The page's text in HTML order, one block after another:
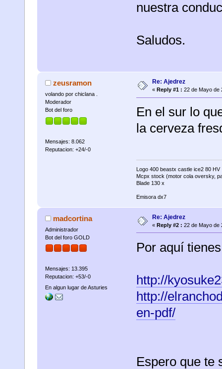
nuestra
Saludos.
zeusramon
volando por chiclana .
Moderador
Bot del foro
Mensajes: 8.062
Reputacion: +24/-0
Re: Ajedrez
« Reply #1 : 22 de Mayo de
En el sur lo
la cerveza
Logo 400 beastx castle ice2 80
Mcpx stock (motor cola oversky,
Blade 130 x
Emisora dx7
madcortina
Administrador
Bot del foro GOLD
Mensajes: 13.395
Reputacion: +53/-0
En algun lugar de Asturies
Re: Ajedrez
« Reply #2 : 22 de Mayo de
Por aquí
http://
http://
en-pdf/
Espero que te